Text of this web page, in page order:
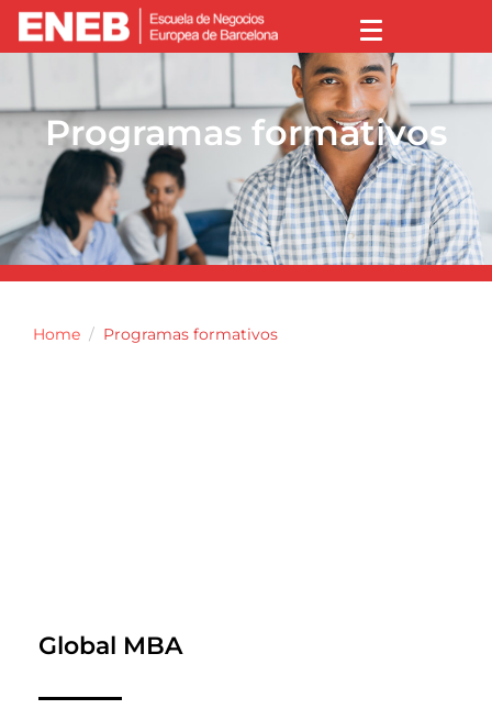
Programas formativos
Home Programas formativos
Global MBA